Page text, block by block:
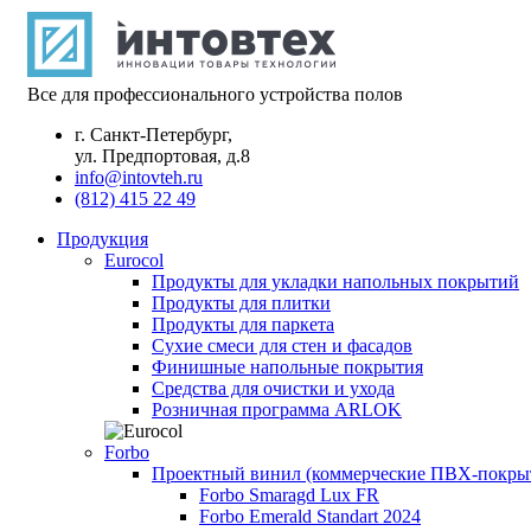
Все для профессионального устройства полов
г. Санкт-Петербург,
ул. Предпортовая, д.8
info@intovteh.ru
(812) 415 22 49
Продукция
Eurocol
Продукты для укладки напольных покрытий
Продукты для плитки
Продукты для паркета
Сухие смеси для стен и фасадов
Финишные напольные покрытия
Средства для очистки и ухода
Розничная программа ARLOK
Forbo
Проектный винил (коммерческие ПВХ-
Forbo Smaragd Lux FR
Forbo Emerald Standart 2024